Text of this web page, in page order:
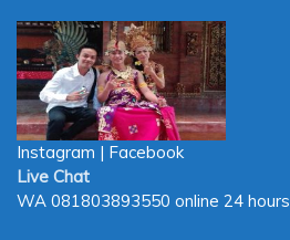
Instagram | Facebook
Live Chat
WA 081803893550 online 24 hours